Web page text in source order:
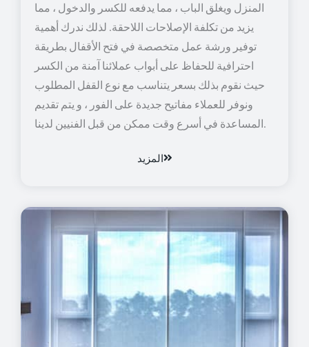
المنزل ويغلق الباب ، مما يدفعه للكسر والدخول ، مما
يزيد من تكلفة الإصلاحات اللاحقة. لذلك ندرك أهمية
توفير ورشة عمل متخصصة في فتح الأقفال بطريقة
احترافية للحفاظ على أبواب عملائنا آمنة من الكسر
حيث نقوم بذلك بسعر يتناسب مع نوع القفل المطلوب
ونوفر للعملاء مفاتيح جديدة على الفور ، و يتم تقديم
المساعدة في أسرع وقت ممكن من قبل الفنيين لدينا.
المزيد